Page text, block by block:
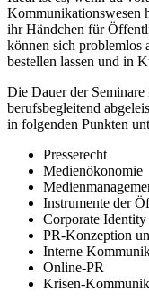
Kommunikationswesen
ihr Händchen für
können sich problemlos
bestellen lassen und in
Die Dauer der
berufsbegleitend
in folgenden Punkten
Presserecht
Medienökonomie
Instrumente der
Corporate
PR-Konzeption
Interne
Online-PR
Krisen-